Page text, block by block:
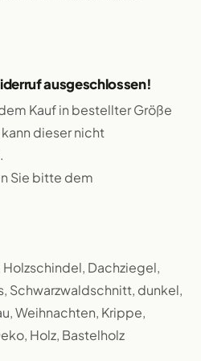
ausgeschlossen!
Kauf in bestellter Größe
dieser nicht
Sie bitte dem
Dachziegel,
Schwarzwaldschnitt, dunkel,
Weihnachten, Krippe,
Holz, Bastelholz